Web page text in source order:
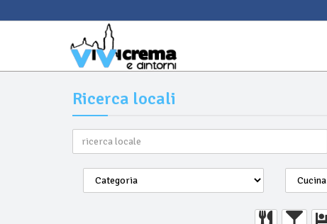
Ricerca locali